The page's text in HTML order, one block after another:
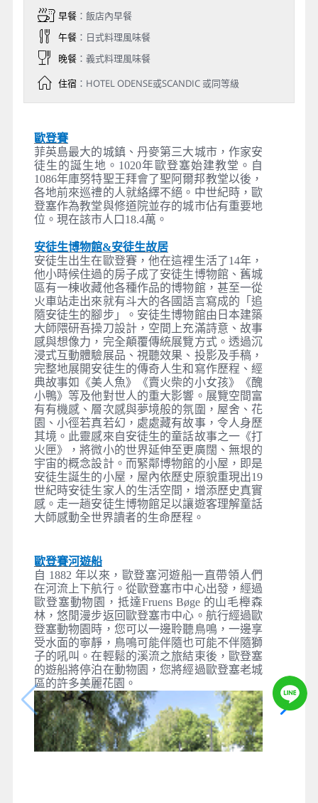
琳堡宮、新港、市政廳廣場。
Day 3
FREDERIKSBORG【最華麗丹麥
皇室宮殿】－丹麥森林公園【丹
麥最新潮螺旋塔地標】－住宿點
午餐：丹麥鮭魚排風味
晚餐：飯店內晚餐
住宿：SCANDIC或COMWELL 或同等級
腓特烈堡
腓特烈堡位在希德羅，距離哥本哈根約半小時
車程，此處是丹麥皇室的行宮，熱愛建築的國
王克里斯提安四世將這座宮殿打造成荷蘭文藝
復興樣式，內部有70多個房間，展示許多畫作
和貴族肖像，以及珍貴的藏品等。雖然1859年
一場大火將宮殿燒毀，幸虧由嘉士伯啤酒出資
將此地重新整修，才讓後人得以一睹腓特烈堡
的風華。